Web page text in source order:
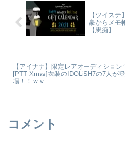
【ツイス
豪からメモ
【愚痴】
【アイナナ】限定レアオーディション
[PTT Xmas]衣装のIDOLiSH7の7人が登
場！！ｗｗ
コメント